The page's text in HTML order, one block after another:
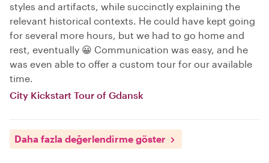
styles and artifacts, while succinctly explaining the
relevant historical contexts. He could have kept going
for several more hours, but we had to go home and
rest, eventually 😀 Communication was easy, and he
was even able to offer a custom tour for our available
time.
City Kickstart Tour of Gdansk
Daha fazla değerlendirme göster